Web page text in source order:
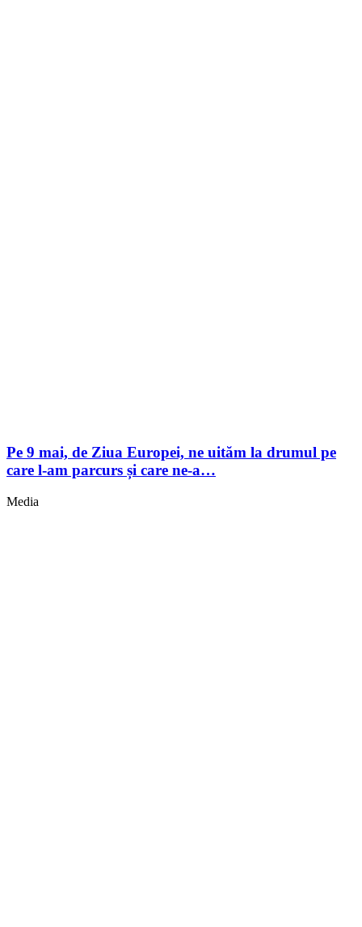
Pe 9 mai, de Ziua Europei, ne uităm la drumul pe
care l-am parcurs și care ne-a…
Media